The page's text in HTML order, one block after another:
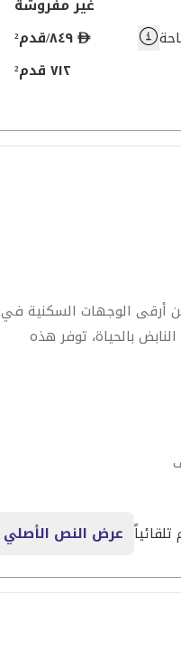
غير مفروشة
د
ر
٨٤٩/قدم²
٧١٢ قدم²
أرقى الوجهات السكنية في
بالحياة، توفر هذه
عرض النص الأصلي